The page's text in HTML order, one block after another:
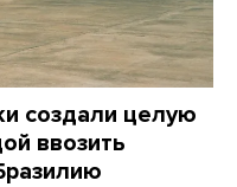
создали целую
ввозить